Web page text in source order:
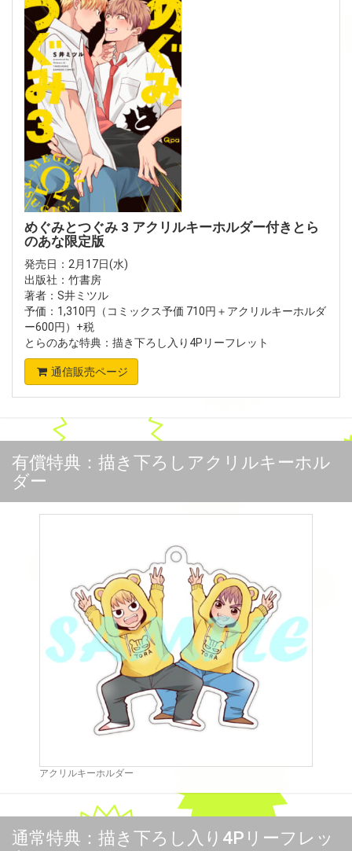
めぐみとつぐみ 3 アクリルキーホルダー付きとら
のあな限定版
発売日：2月17日(水)
出版社：竹書房
著者：S井ミツル
予価：1,310円（コミックス予価 710円＋アクリルキーホルダ
ー600円）+税
とらのあな特典：描き下ろし入り4Pリーフレット
通信販売ページ
有償特典：描き下ろしアクリルキーホル
ダー
アクリルキーホルダー
通常特典：描き下ろし入り4Pリーフレッ